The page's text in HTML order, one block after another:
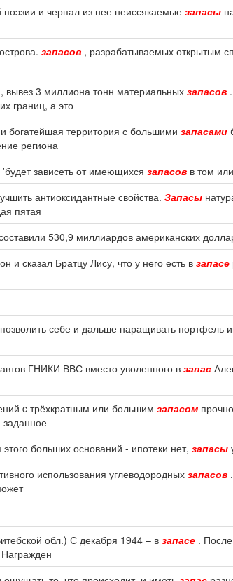
и черпал из нее неиссякаемые запасы
запасов , разрабатываемых открытым
вывез 3 миллиона тонн материальных запасов
границ, а это
богатейшая территория с большими запасами
региона
зависеть от имеющихся запасов в том
антиоксидантные свойства. Запасы
пятая
530,9 миллиардов американских
и сказал Братцу Лису, что у него есть в запасе
себе и дальше наращивать портфель
ГНИКИ ВВС вместо уволенного в запас
c трёхкратным или большим запасом
больших оснований - ипотеки нет, запасы
использования углеводородных запасов
обл.) С декабря 1944 – в запасе .